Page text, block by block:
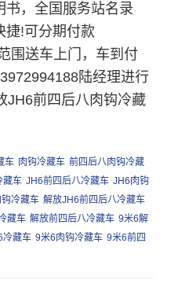
书，全国服务站名录
捷!可分期付款
围送车上门，车到付
陆经理进行
JH6前四后八肉钩冷藏
车 肉钩冷藏车 前四后八肉钩冷藏
藏车 JH6前四后八冷藏车 JH6肉钩
冷藏车 解放JH6前四后八冷藏车
藏车 解放前四后八冷藏车 9米6解
冷藏车 9米6肉钩冷藏车 9米6前四